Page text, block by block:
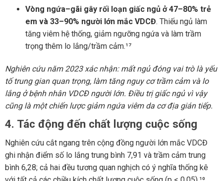
Vòng ngứa–gãi gây rối loạn giấc ngủ ở 47–80% trẻ
em và 33–90% người lớn mắc VDCĐ. Thiếu ngủ làm
tăng viêm hệ thống, giảm ngưỡng ngứa và làm trầm
trọng thêm lo lắng/trầm cảm.¹⁷
Nghiên cứu năm 2023 xác nhận: mất ngủ đóng vai trò là yếu
tố trung gian quan trọng, làm tăng nguy cơ trầm cảm và lo
lắng ở bệnh nhân VDCĐ người lớn. Điều trị giấc ngủ vì vậy
cũng là một chiến lược giảm ngứa viêm da cơ địa gián tiếp.
4. Tác động đến chất lượng cuộc sống
Nghiên cứu cắt ngang trên cộng đồng người lớn mắc VDCĐ
ghi nhận điểm số lo lắng trung bình 7,91 và trầm cảm trung
bình 6,28; cả hai đều tương quan nghịch có ý nghĩa thống kê